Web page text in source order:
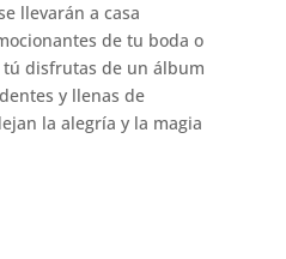
llevarán a casa
de tu boda o
disfrutas de un álbum
y llenas de
la alegría y la magia